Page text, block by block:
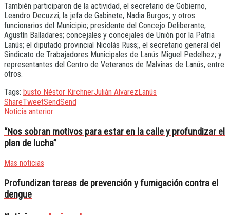
También participaron de la actividad, el secretario de Gobierno,
Leandro Decuzzi; la jefa de Gabinete, Nadia Burgos; y otros
funcionarios del Municipio; presidente del Concejo Deliberante,
Agustín Balladares; concejales y concejales de Unión por la Patria
Lanús; el diputado provincial Nicolás Russ;, el secretario general del
Sindicato de Trabajadores Municipales de Lanús Miguel Pedelhez; y
representantes del Centro de Veteranos de Malvinas de Lanús, entre
otros.
Tags: busto Néstor KirchnerJulián AlvarezLanús
ShareTweetSendSend
Noticia anterior
“Nos sobran motivos para estar en la calle y profundizar el
plan de lucha”
Mas noticias
Profundizan tareas de prevención y fumigación contra el
dengue